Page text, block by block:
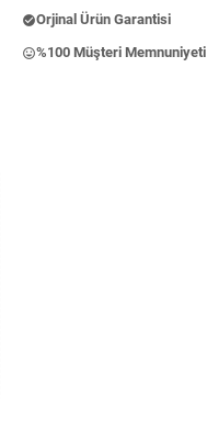
check_circleOrjinal Ürün Garantisi
insert_emoticon%100 Müşteri Memnuniyeti